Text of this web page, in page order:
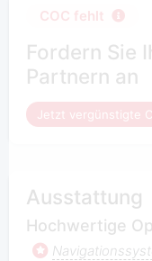
COC fehlt
Fordern Sie
Partnern an
Jetzt vergünstigte
Ausstattung
Hochwertige